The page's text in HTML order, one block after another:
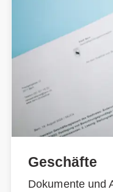
Geschäfte
Dokumente und